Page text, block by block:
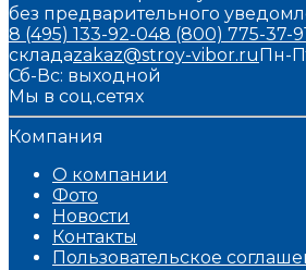
без предварительного
8 (495) 133-92-048 (800) 775-37-
складаzakaz@stroy-vibor.ruПн-
Сб-Вс: выходной
Мы в соц.сетях
Компания
О компании
Фото
Новости
Контакты
Пользовательское